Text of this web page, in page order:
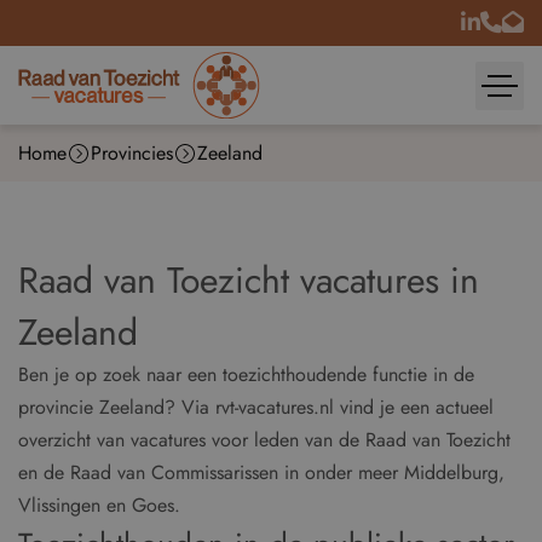
Home Provincies Zeeland
Raad van Toezicht vacatures in
Zeeland
Ben je op zoek naar een toezichthoudende functie in de
provincie Zeeland? Via rvt-vacatures.nl vind je een actueel
overzicht van vacatures voor leden van de Raad van Toezicht
en de Raad van Commissarissen in onder meer Middelburg,
Vlissingen en Goes.